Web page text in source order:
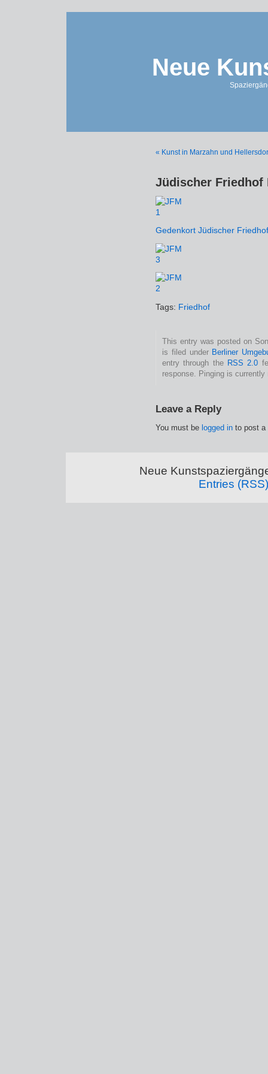
Neue
« Kunst in Marzahn und
Jüdischer Friedhof
Gedenkort Jüdischer
Tags: Friedhof
This entry was posted on
is filed under Berliner
entry through the RSS 2.0
response. Pinging is currently
Leave a Reply
You must be logged in to post a
Neue
Entries (RSS)